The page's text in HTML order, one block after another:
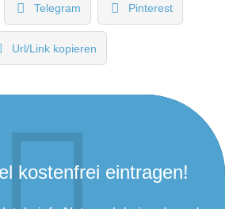
Telegram Pinterest
Url/Link kopieren
kostenfrei eintragen!